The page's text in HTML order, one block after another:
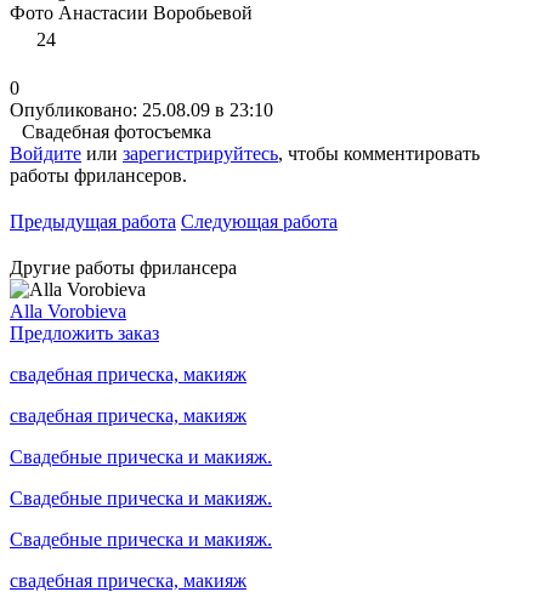
Фото Анастасии Воробьевой
24
0
Опубликовано: 25.08.09 в 23:10
Свадебная фотосъемка
Войдите или зарегистрируйтесь, чтобы комментировать
работы фрилансеров.
Предыдущая работа Следующая работа
Другие работы фрилансера
Alla Vorobieva
Предложить заказ
свадебная прическа, макияж
свадебная прическа, макияж
Свадебные прическа и макияж.
Свадебные прическа и макияж.
Свадебные прическа и макияж.
свадебная прическа, макияж